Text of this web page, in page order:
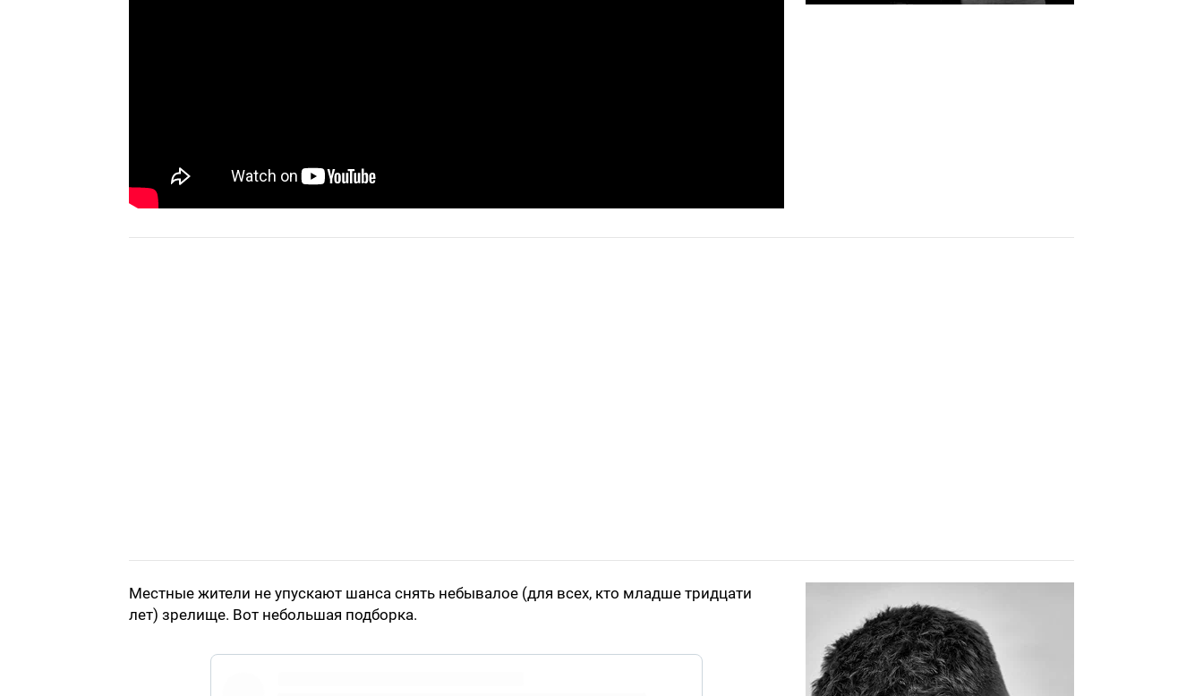
Местные жители не упускают шанса снять небывалое (для всех, кто младше тридцати
лет) зрелище. Вот небольшая подборка.